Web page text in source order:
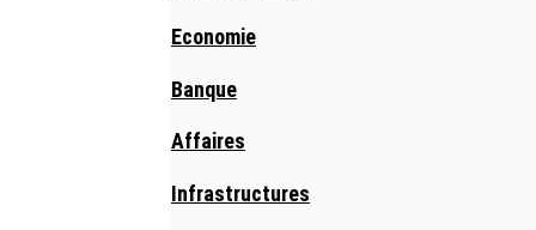
Economie
Banque
Affaires
Infrastructures